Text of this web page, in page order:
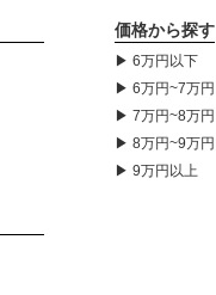
価格から探す
▶ 6万円以下
▶ 6万円~7万円
▶ 7万円~8万円
▶ 8万円~9万円
▶ 9万円以上